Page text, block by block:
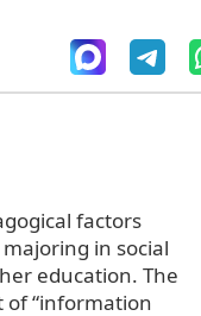
factors
in social
education. The
of “information